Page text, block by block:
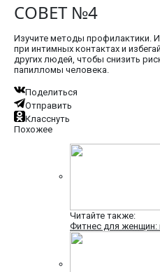
СОВЕТ №4
Изучите методы профилактики.
при интимных контактах и
других людей, чтобы снизить
папилломы человека.
Поделиться
Отправить
Класснуть
Похожее
Читайте также:
Фитнес для женщин: